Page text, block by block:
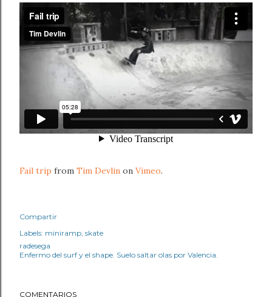
Fail trip from Tim Devlin on Vimeo.
Compartir
Labels: miniramp skate
radesega
Enfermo del surf y el shape. Suelo saltar olas por Valencia.
COMENTARIOS